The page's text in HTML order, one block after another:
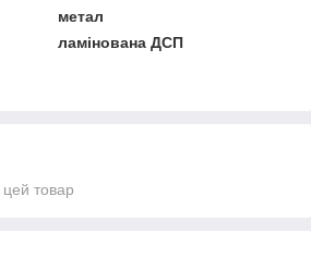
метал
ламінована ДСП
цей товар